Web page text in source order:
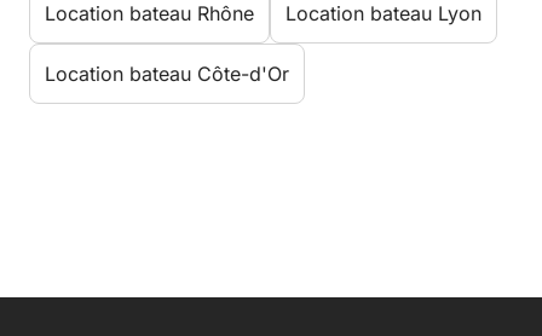
Location bateau Rhône Location bateau Lyon
Location bateau Côte-d'Or